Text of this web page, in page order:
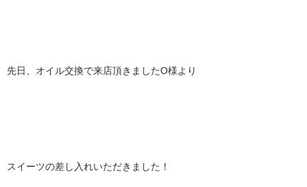
先日、オイル交換で来店頂きましたO様より
スイーツの差し入れいただきました！